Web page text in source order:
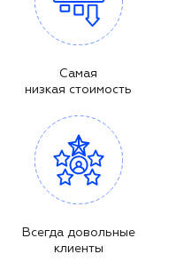
Самая
низкая стоимость
Всегда довольные
клиенты